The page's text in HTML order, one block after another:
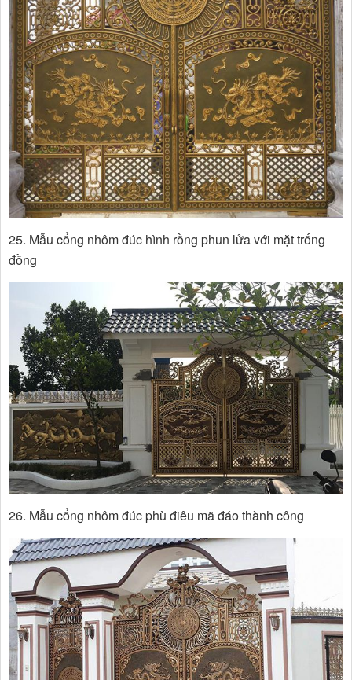
25. Mẫu cổng nhôm đúc hình rồng phun lửa với mặt trống
đồng
26. Mẫu cổng nhôm đúc phù điêu mã đáo thành công